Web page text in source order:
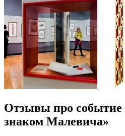
Отзывы про событие
знаком Малевича»